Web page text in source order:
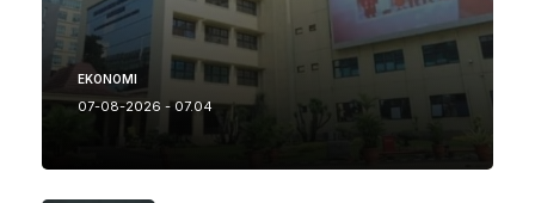
EKONOMI
07-08-2026 - 07.04